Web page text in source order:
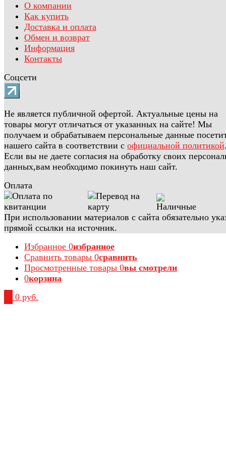
О компании
Как купить
Доставка и оплата
Обмен и возврат
Информация
Контакты
Соцсети
Не является публичной офертой. Актуальные цены на
товары могут отличаться от указанных на сайте! Мы
получаем и обрабатываем персональные данные
нашего сайта в соответствии с официальной политикой
Если вы не даете согласия на обработку своих
данных,вам необходимо покинуть наш сайт.
Оплата
При использовании материалов с сайта обязательно
прямой ссылки на источник.
Избранное 0избранное
Сравнить товары 0сравнить
Просмотренные товары 0вы смотрели
0корзина
0 руб.